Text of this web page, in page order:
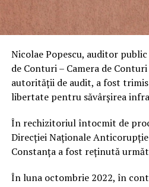
Nicolae Popescu, auditor
de Conturi – Camera de
autorității de audit, a fost
libertate pentru săvârșirea
În rechizitoriul întocmit de
Direcției Naționale
Constanța a fost reținută
În luna octombrie 2022, în